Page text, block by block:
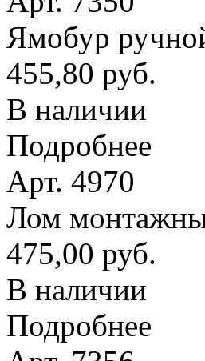
Ямобур
455,80 руб.
В наличии
Подробнее
Арт. 4970
Лом
475,00 руб.
В наличии
Подробнее